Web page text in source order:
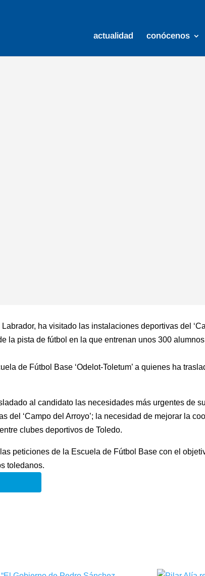
actualidad conócenos
ha visitado las instalaciones deportivas del
la pista de fútbol en la que entrenan unos 300
de Fútbol Base ‘Odelot-Toletum’ a quienes ha
al candidato las necesidades más urgentes de
del ‘Campo del Arroyo’; la necesidad de mejorar la
clubes deportivos de Toledo.
peticiones de la Escuela de Fútbol Base con el
toledanos.